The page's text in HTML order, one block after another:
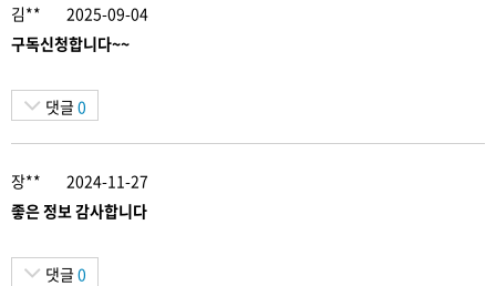
김**
2025-09-04
구독신청합니다~~
댓글 0
장**
2024-11-27
좋은 정보 감사합니다
댓글 0